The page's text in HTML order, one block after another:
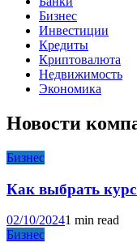
Бизнес
Инвестиции
Кредиты
Криптовалюта
Недвижимость
Экономика
Новости
Бизнес
Как выбрать
02/10/20241 min read
Бизнес